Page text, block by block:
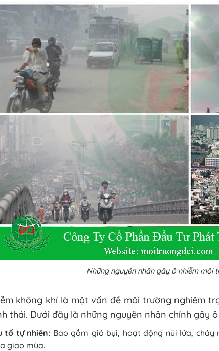
Những nguyên nhân gây ô nhiễm môi
không khí là một vấn đề môi trường nghiêm
thái. Dưới đây là những nguyên nhân chính gây
tố tự nhiên: Bao gồm gió bụi, hoạt động núi lửa,
giao mùa.